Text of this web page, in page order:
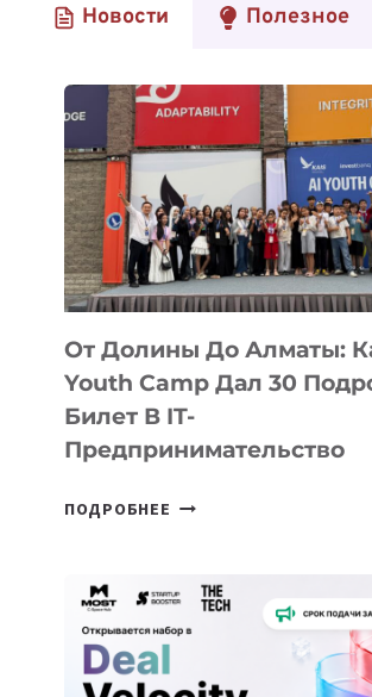
Новости Полезное
От Долины До Алматы:
Youth Camp Дал 30
Билет В IT-
Предпринимательство
ПОДРОБНЕЕ ОТ
АЛМАТЫ:
AI
YOUTH